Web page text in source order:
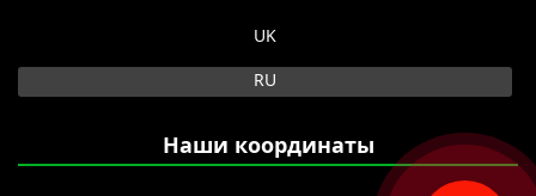
UK
RU
Наши координаты